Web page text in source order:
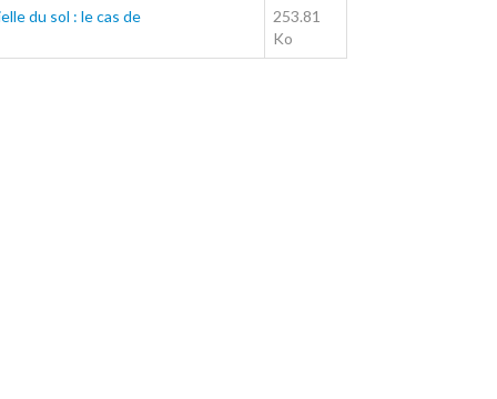
du sol : le cas de
253.81
Ko